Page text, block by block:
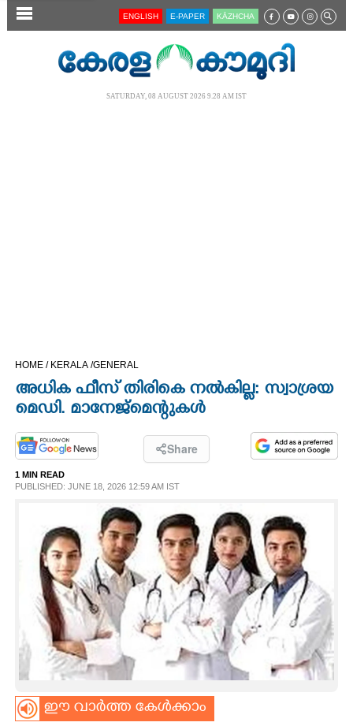
SECTIONS
CINEMA
OPINION
PHOTOS
SPIRITUAL
INFO+
ART
ENGLISH E-PAPER KĀZHCHA
SATURDAY, 08 AUGUST 2026 9.28 AM IST
HOME / KERALA /GENERAL
അധിക ഫീസ് തിരികെ നൽകില്ല: സ്വാശ്രയ
മെഡി. മാനേജ്മെന്റുകൾ
Share
1 MIN READ
PUBLISHED: JUNE 18, 2026 12:59 AM IST
ഈ വാർത്ത കേൾക്കാം